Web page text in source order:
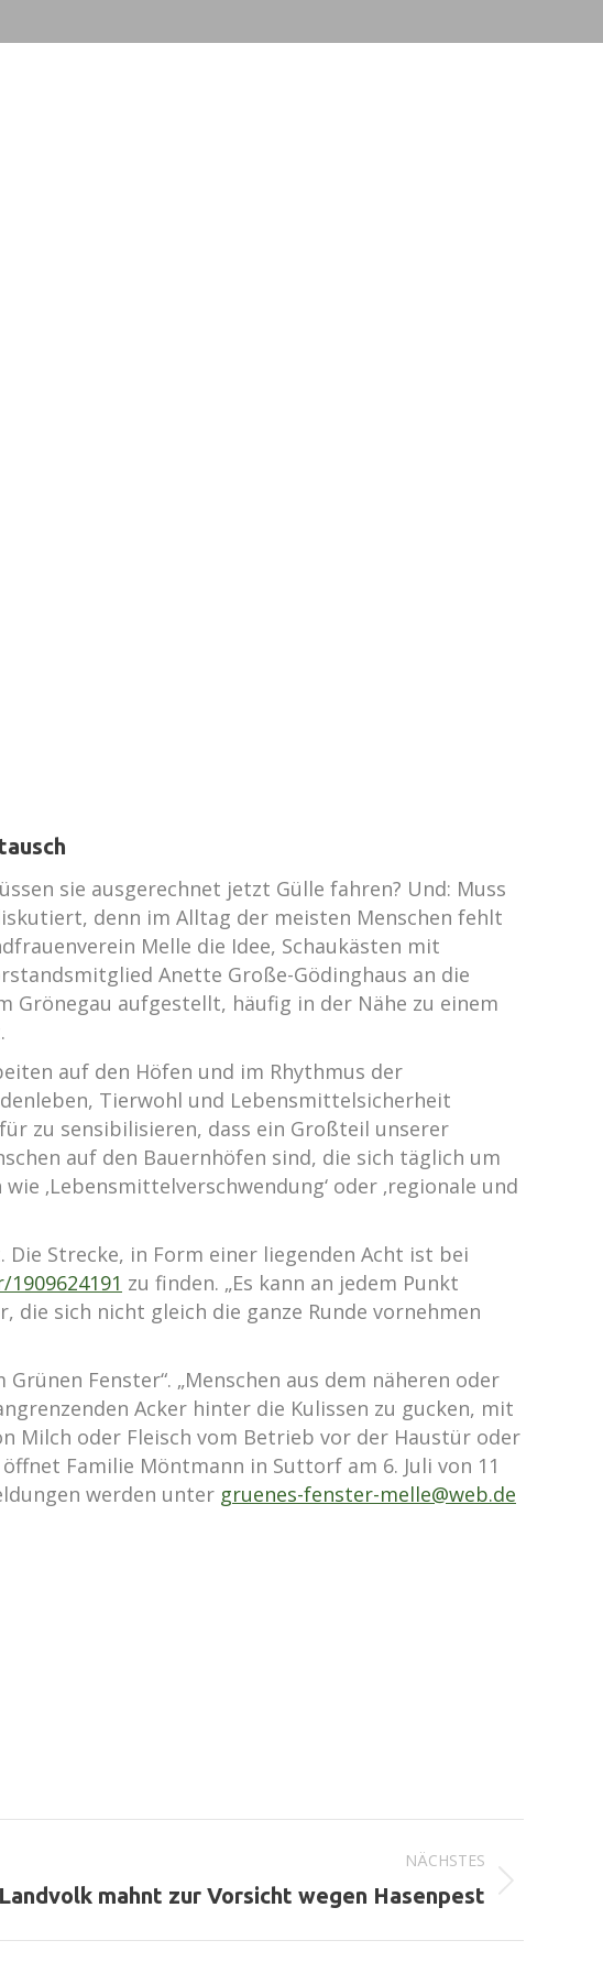
sie ausgerechnet jetzt Gülle fahren? Und: Muss
denn im Alltag der meisten Menschen fehlt
Melle die Idee, Schaukästen mit
Anette Große-Gödinghaus an die
Grönegau aufgestellt, häufig in der Nähe zu einem
auf den Höfen und im Rhythmus der
Tierwohl und Lebensmittelsicherheit
zu sensibilisieren, dass ein Großteil unserer
auf den Bauernhöfen sind, die sich täglich um
‚Lebensmittelverschwendung‘ oder ‚regionale und
Strecke, in Form einer liegenden Acht ist bei
zu finden. „Es kann an jedem Punkt
sich nicht gleich die ganze Runde vornehmen
Fenster“. „Menschen aus dem näheren oder
Acker hinter die Kulissen zu gucken, mit
Milch oder Fleisch vom Betrieb vor der Haustür oder
Familie Möntmann in Suttorf am 6. Juli von 11
werden unter gruenes-fenster-melle@web.de
NÄCHSTES
Landvolk mahnt zur Vorsicht wegen Hasenpest